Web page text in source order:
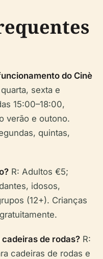
do Cinè
sexta e
15:00–18:00,
verão e outono.
quintas,
R: Adultos €5;
idosos,
(12+). Crianças
de rodas? R:
cadeiras de rodas e